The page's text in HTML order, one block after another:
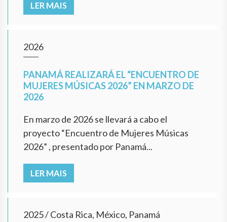
LER MAIS
2026
PANAMÁ REALIZARÁ EL “ENCUENTRO DE
MUJERES MÚSICAS 2026” EN MARZO DE
2026
En marzo de 2026 se llevará a cabo el
proyecto “Encuentro de Mujeres Músicas
2026” , presentado por Panamá...
LER MAIS
2025/Costa Rica, México, Panamá